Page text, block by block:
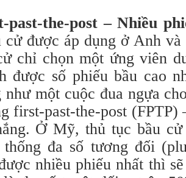
past-the-post – Nhiều
cử được áp dụng ở Anh
chỉ chọn một ứng viên
được số phiếu bầu cao
như một cuộc đua ngựa
first-past-the-post (FPTP)
Ở Mỹ, thủ tục bầu
đa số tương đối
nhiều phiếu nhất thì